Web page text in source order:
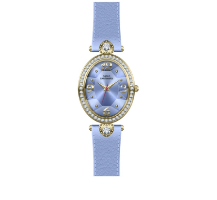
HERREURE
DAMEURE
NYHEDER
OUTLET URE
GAVEIDÉ